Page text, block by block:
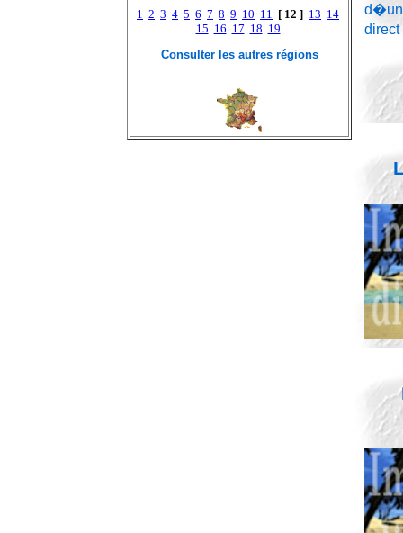
1 2 3 4 5 6 7 8 9 10 11 [ 12 ] 13 14
15 16 17 18 19
Consulter les autres régions